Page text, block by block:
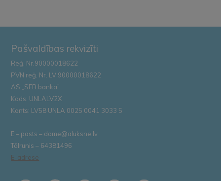
Pašvaldības rekvizīti
Reģ. Nr.90000018622
PVN reģ. Nr. LV 90000018622
AS „SEB banka”
Kods: UNLALV2X
Konts: LV58 UNLA 0025 0041 3033 5
E – pasts – dome@aluksne.lv
Tālrunis – 64381496
E-adrese